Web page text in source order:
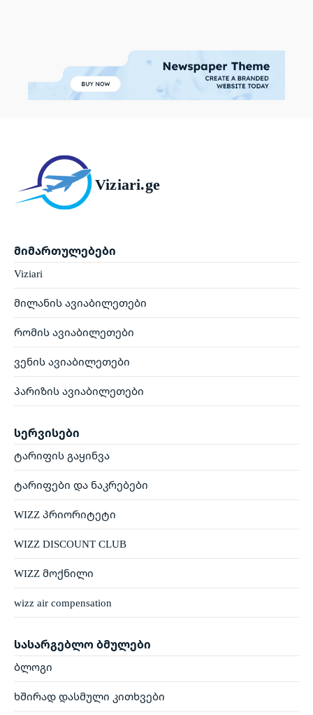
Viziari.ge
მიმართულებები
Viziari
მილანის ავიაბილეთები
რომის ავიაბილეთები
ვენის ავიაბილეთები
პარიზის ავიაბილეთები
სერვისები
ტარიფის გაყინვა
ტარიფები და ნაკრებები
WIZZ პრიორიტეტი
WIZZ DISCOUNT CLUB
WIZZ მოქნილი
wizz air compensation
სასარგებლო ბმულები
ბლოგი
ხშირად დასმული კითხვები